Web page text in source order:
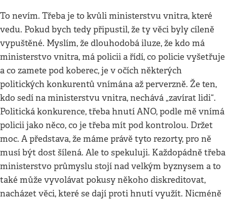
To nevím. Třeba je to kvůli ministerstvu vnitra, které
vedu. Pokud bych tedy připustil, že ty věci byly cíleně
vypuštěné. Myslím, že dlouhodobá iluze, že kdo má
ministerstvo vnitra, má policii a řídí, co policie vyšetřuje
a co zamete pod koberec, je v očích některých
politických konkurentů vnímána až perverzně. Že ten,
kdo sedí na ministerstvu vnitra, nechává „zavírat lidi“.
Politická konkurence, třeba hnutí ANO, podle mě vnímá
policii jako něco, co je třeba mít pod kontrolou. Držet
moc. A představa, že máme právě tyto rezorty, pro ně
musí být dost šílená. Ale to spekuluji. Každopádně třeba
ministerstvo průmyslu stojí nad velkým byznysem a to
také může vyvolávat pokusy někoho diskreditovat,
nacházet věci, které se dají proti hnutí využít. Nicméně